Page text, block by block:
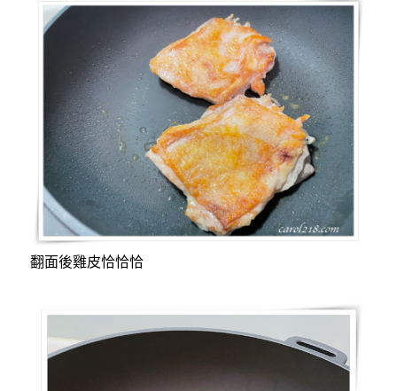
翻面後雞皮恰恰恰